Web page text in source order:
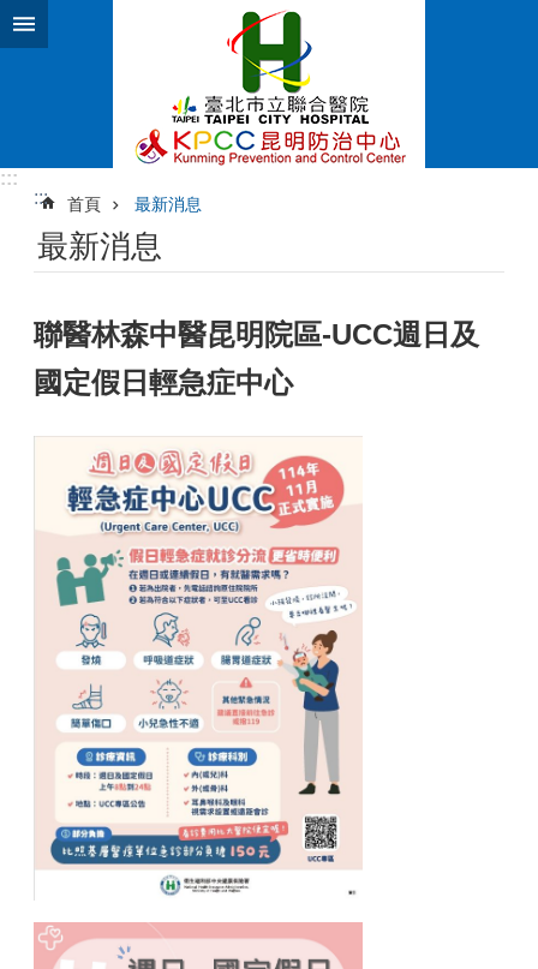
跳到主要內容區塊
:::
:::
首頁 最新消息
最新消息
聯醫林森中醫昆明院區-UCC週日及
國定假日輕急症中心